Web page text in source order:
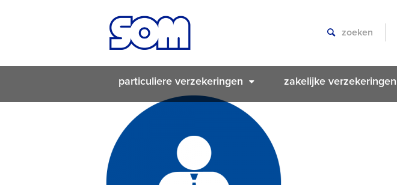
particuliere verzekeringen zakelijke verzekeringen